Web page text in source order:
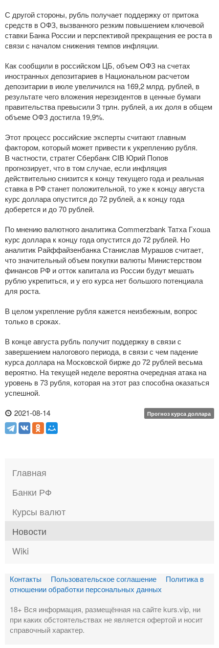
С другой стороны, рубль получает поддержку от притока
средств в ОФЗ, вызванного резким повышением ключевой
ставки Банка России и перспективой прекращения ее роста в
связи с началом снижения темпов инфляции.
Как сообщили в российском ЦБ, объем ОФЗ на счетах
иностранных депозитариев в Национальном расчетом
депозитарии в июле увеличился на 169,2 млрд. рублей, в
результате чего вложения нерезидентов в ценные бумаги
правительства превысили 3 трлн. рублей, а их доля в общем
объеме ОФЗ достигла 19,9%.
Этот процесс российские эксперты считают главным
фактором, который может привести к укреплению рубля.
В частности, стратег Сбербанк CIB Юрий Попов
прогнозирует, что в том случае, если инфляция
действительно снизится к концу текущего года и реальная
ставка в РФ станет положительной, то уже к концу августа
курс доллара опустится до 72 рублей, а к концу года
доберется и до 70 рублей.
По мнению валютного аналитика Commerzbank Татха Гхоша
курс доллара к концу года опустится до 72 рублей. Но
аналитик Райффайзенбанка Станислав Мурашов считает,
что значительный объем покупки валюты Министерством
финансов РФ и отток капитала из России будут мешать
рублю укрепиться, и у его курса нет большого потенциала
для роста.
В целом укрепление рубля кажется неизбежным, вопрос
только в сроках.
В конце августа рубль получит поддержку в связи с
завершением налогового периода, в связи с чем падение
курса доллара на Московской бирже до 72 рублей весьма
вероятно. На текущей неделе вероятна очередная атака на
уровень в 73 рубля, которая на этот раз способна оказаться
успешной.
2021-08-14
Прогноз курса доллара
Главная
Банки РФ
Курсы валют
Новости
Wiki
Контакты Пользовательское соглашение
Политика в
отношении обработки персональных данных
18+ Вся информация, размещённая на сайте kurs.vip, ни
при каких обстоятельствах не является офертой и носит
справочный характер.